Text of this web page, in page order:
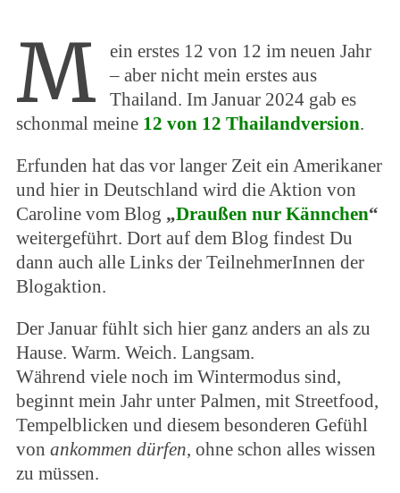
M
ein erstes 12 von 12 im neuen Jahr
– aber nicht mein erstes aus
Thailand. Im Januar 2024 gab es
schonmal meine 12 von 12 Thailandversion.
Erfunden hat das vor langer Zeit ein Amerikaner
und hier in Deutschland wird die Aktion von
Caroline vom Blog „Draußen nur Kännchen“
weitergeführt. Dort auf dem Blog findest Du
dann auch alle Links der TeilnehmerInnen der
Blogaktion.
Der Januar fühlt sich hier ganz anders an als zu
Hause. Warm. Weich. Langsam.
Während viele noch im Wintermodus sind,
beginnt mein Jahr unter Palmen, mit Streetfood,
Tempelblicken und diesem besonderen Gefühl
von ankommen dürfen, ohne schon alles wissen
zu müssen.